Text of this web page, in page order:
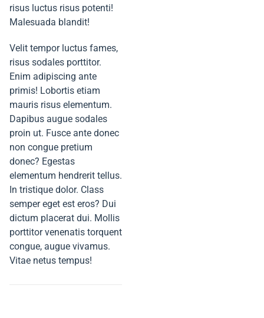
risus luctus risus potenti!
Malesuada blandit!
Velit tempor luctus fames,
risus sodales porttitor.
Enim adipiscing ante
primis! Lobortis etiam
mauris risus elementum.
Dapibus augue sodales
proin ut. Fusce ante donec
non congue pretium
donec? Egestas
elementum hendrerit tellus.
In tristique dolor. Class
semper eget est eros? Dui
dictum placerat dui. Mollis
porttitor venenatis torquent
congue, augue vivamus.
Vitae netus tempus!